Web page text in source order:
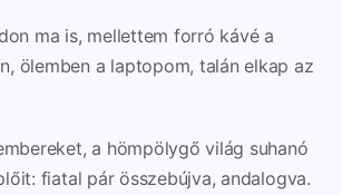
ma is, mellettem forró kávé a
ölemben a laptopom, talán elkap az
a hömpölygő világ suhanó
fiatal pár összebújva, andalogva.